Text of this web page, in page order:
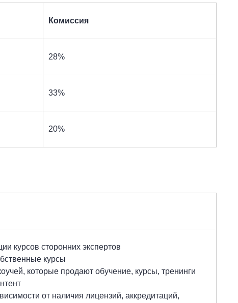
Комиссия
28%
33%
20%
курсов сторонних экспертов
курсы
которые продают обучение, курсы, тренинги
от наличия лицензий, аккредитаций,